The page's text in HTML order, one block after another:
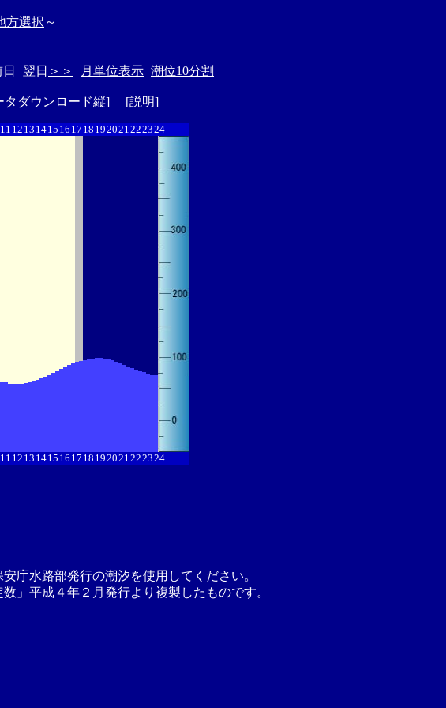
方選択 ～
翌日 ＞＞ 月単位表示 潮位10分割
タダウンロード縦] [説明]
11 12 13 1415 16 17 18 192021222324
11 12 13 1415 16 17 18 192021222324
庁水路部発行の潮汐を使用してください。
」平成４年２月発行より複製したものです。